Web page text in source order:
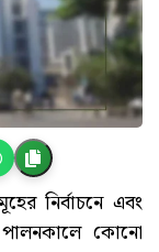
নির্বাচনে এবং
পালনকালে কোনো